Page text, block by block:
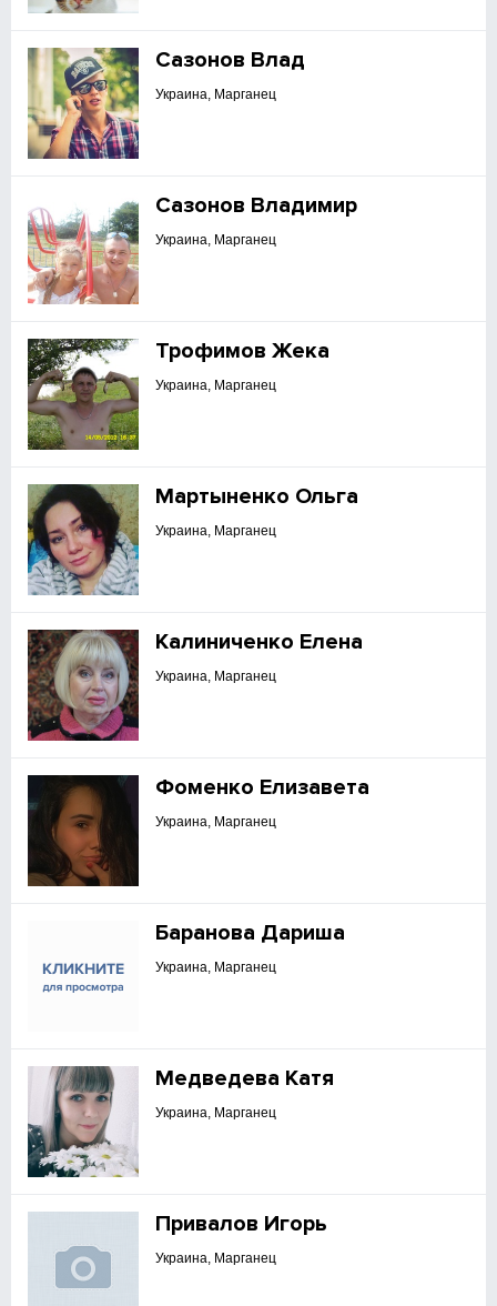
Сазонов Влад
Украина, Марганец
Сазонов Владимир
Украина, Марганец
Трофимов Жека
Украина, Марганец
Мартыненко Ольга
Украина, Марганец
Калиниченко Елена
Украина, Марганец
Фоменко Елизавета
Украина, Марганец
Баранова Дариша
Украина, Марганец
Медведева Катя
Украина, Марганец
Привалов Игорь
Украина, Марганец